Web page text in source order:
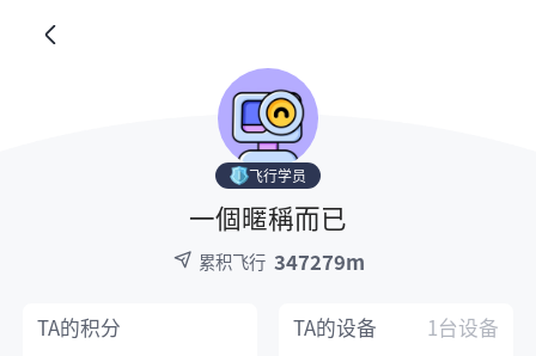
飞行学员
一個暱稱而已
累积飞行 347279m
TA的积分 TA的设备 1台设备